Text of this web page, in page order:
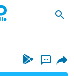
...